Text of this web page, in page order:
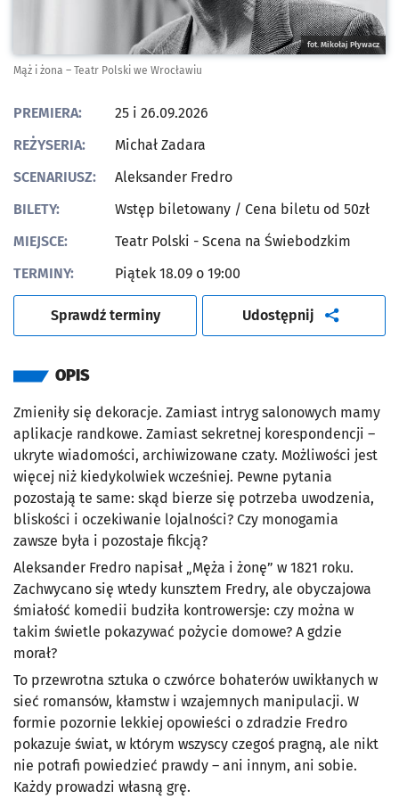
fot. Mikołaj Pływacz
Mąż i żona – Teatr Polski we Wrocławiu
PREMIERA:
25 i 26.09.2026
REŻYSERIA:
Michał Zadara
SCENARIUSZ:
Aleksander Fredro
BILETY:
Wstęp biletowany / Cena biletu od 50zł
MIEJSCE:
Teatr Polski - Scena na Świebodzkim
TERMINY:
Piątek 18.09 o 19:00
Sprawdź terminy Udostępnij artykuł
OPIS
Zmieniły się dekoracje. Zamiast intryg salonowych mamy
aplikacje randkowe. Zamiast sekretnej korespondencji –
ukryte wiadomości, archiwizowane czaty. Możliwości jest
więcej niż kiedykolwiek wcześniej. Pewne pytania
pozostają te same: skąd bierze się potrzeba uwodzenia,
bliskości i oczekiwanie lojalności? Czy monogamia
zawsze była i pozostaje fikcją?
Aleksander Fredro napisał „Męża i żonę” w 1821 roku.
Zachwycano się wtedy kunsztem Fredry, ale obyczajowa
śmiałość komedii budziła kontrowersje: czy można w
takim świetle pokazywać pożycie domowe? A gdzie
morał?
To przewrotna sztuka o czwórce bohaterów uwikłanych w
sieć romansów, kłamstw i wzajemnych manipulacji. W
formie pozornie lekkiej opowieści o zdradzie Fredro
pokazuje świat, w którym wszyscy czegoś pragną, ale nikt
nie potrafi powiedzieć prawdy – ani innym, ani sobie.
Każdy prowadzi własną grę.